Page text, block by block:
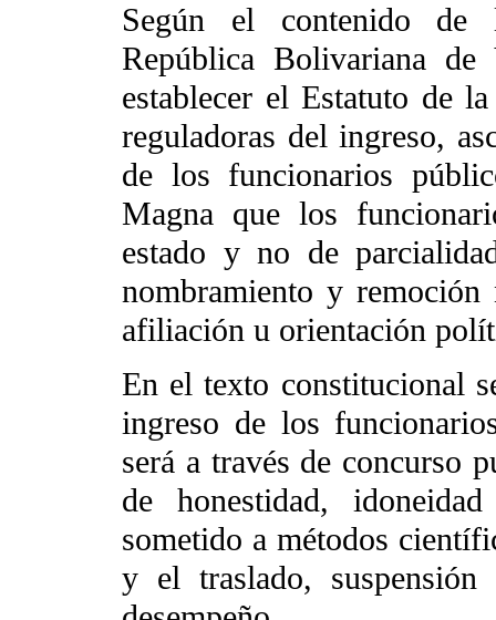
Según el contenido
República Bolivariana de
establecer el Estatuto de
reguladoras del ingreso,
de los funcionarios
Magna que los
estado y no de
nombramiento y
afiliación u orientación
En el texto constitucional
ingreso de los
será a través de concurso
de honestidad,
sometido a métodos
y el traslado,